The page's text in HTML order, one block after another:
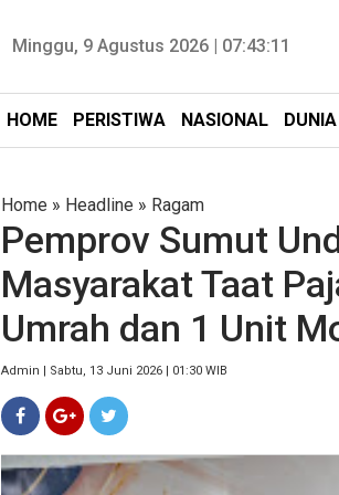
Minggu, 9 Agustus 2026 | 07:43:12
HOME PERISTIWA NASIONAL DUNIA
Home » Headline » Ragam
Pemprov Sumut
Masyarakat Taat
Umrah dan 1 Unit
Admin | Sabtu, 13 Juni 2026 | 01:30 WIB